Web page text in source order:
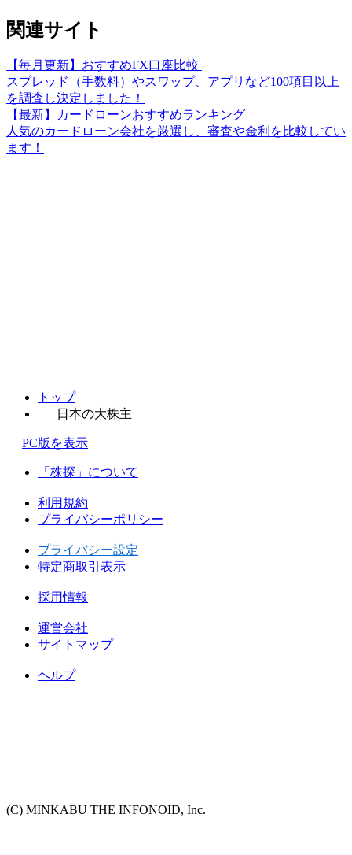
関連サイト
【毎月更新】おすすめFX口座比較
スプレッド（手数料）やスワップ、アプリなど100項目以上
を調査し決定しました！
【最新】カードローンおすすめランキング
人気のカードローン会社を厳選し、審査や金利を比較してい
ます！
トップ
日本の大株主
PC版を表示
「株探」について
|
利用規約
プライバシーポリシー
|
プライバシー設定
特定商取引表示
|
採用情報
|
運営会社
サイトマップ
|
ヘルプ
(C) MINKABU THE INFONOID, Inc.